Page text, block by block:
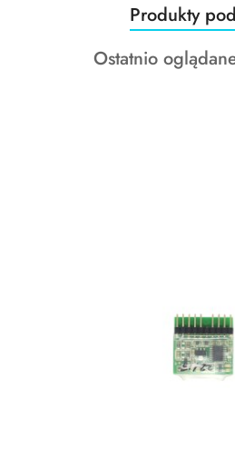
Pomiń karuzelę produktów
Produkty
o
statusie:
Produkty
Produkty
Ostatnio